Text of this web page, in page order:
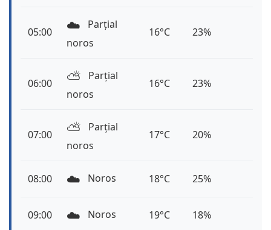
05:00 ☁️
Parțial
noros
16°C 23%
06:00 ⛅️
Parțial
noros
16°C 23%
07:00 ⛅️
Parțial
noros
17°C 20%
08:00 ☁️ Noros 18°C 25%
09:00 ☁️ Noros 19°C 18%